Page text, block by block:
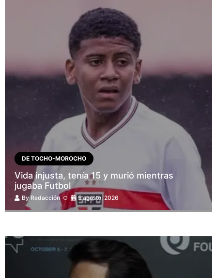
DE TOCHO-MOROCHO
Vida injusta, tenía 15 y murió mientras
jugaba Futbol
ByRedacción 5 agosto, 2026